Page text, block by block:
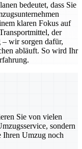
bedeutet, dass Sie
klaren Fokus auf
der
– wir sorgen dafür,
abläuft. So wird Ihr
Sie von vielen
sondern
Ihren Umzug noch